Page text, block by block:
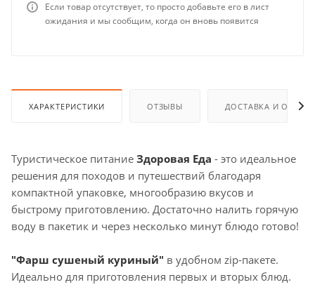
Если товар отсутствует, то просто добавьте его в лист
ожидания и мы сообщим, когда он вновь появится
ХАРАКТЕРИСТИКИ ОТЗЫВЫ ДОСТАВКА И
Туристическое питание Здоровая Еда - это идеальное
решения для походов и путешествий благодаря
компактной упаковке, многообразию вкусов и
быстрому приготовлению. Достаточно налить горячую
воду в пакетик и через несколько минут блюдо готово!
"Фарш сушеный куриный" в удобном zip-пакете.
Идеально для приготовления первых и вторых блюд.